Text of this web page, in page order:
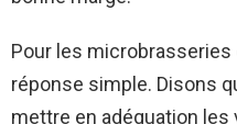
Pour les microbrasseries
réponse simple. Disons
mettre en adéquation les